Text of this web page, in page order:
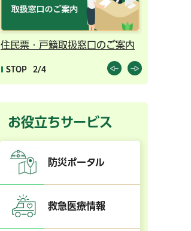
住民票・戸籍取扱窓口のご案内
STOP 2/4
お役立ちサービス
防災ポータル
救急医療情報